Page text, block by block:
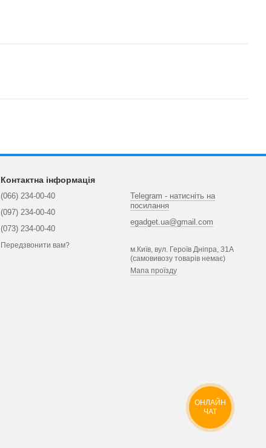
Контактна інформація
(066) 234-00-40
(097) 234-00-40
(073) 234-00-40
Передзвонити вам?
Telegram - натисніть на
посилання
egadget.ua@gmail.com
м.Київ, вул. Героїв Дніпра, 31А
(самовивозу товарів немає)
Мапа проїзду
ОНЛАЙН
ЧАТ